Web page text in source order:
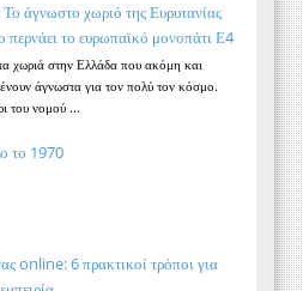
άγνωστο χωριό της Ευρυτανίας
περνάει το ευρωπαϊκό μονοπάτι Ε4
χωριά στην Ελλάδα που ακόμη και
άγνωστα για τον πολύ τον κόσμο.
του νομού ...
το 1970
online: 6 πρακτικοί τρόποι για